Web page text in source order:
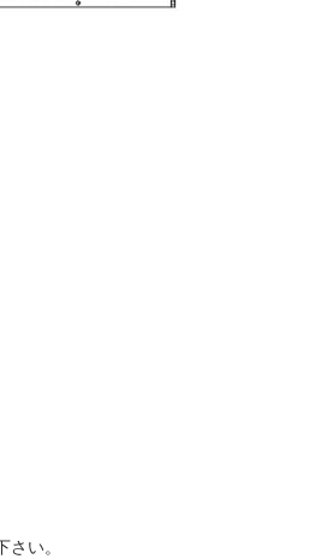
い。